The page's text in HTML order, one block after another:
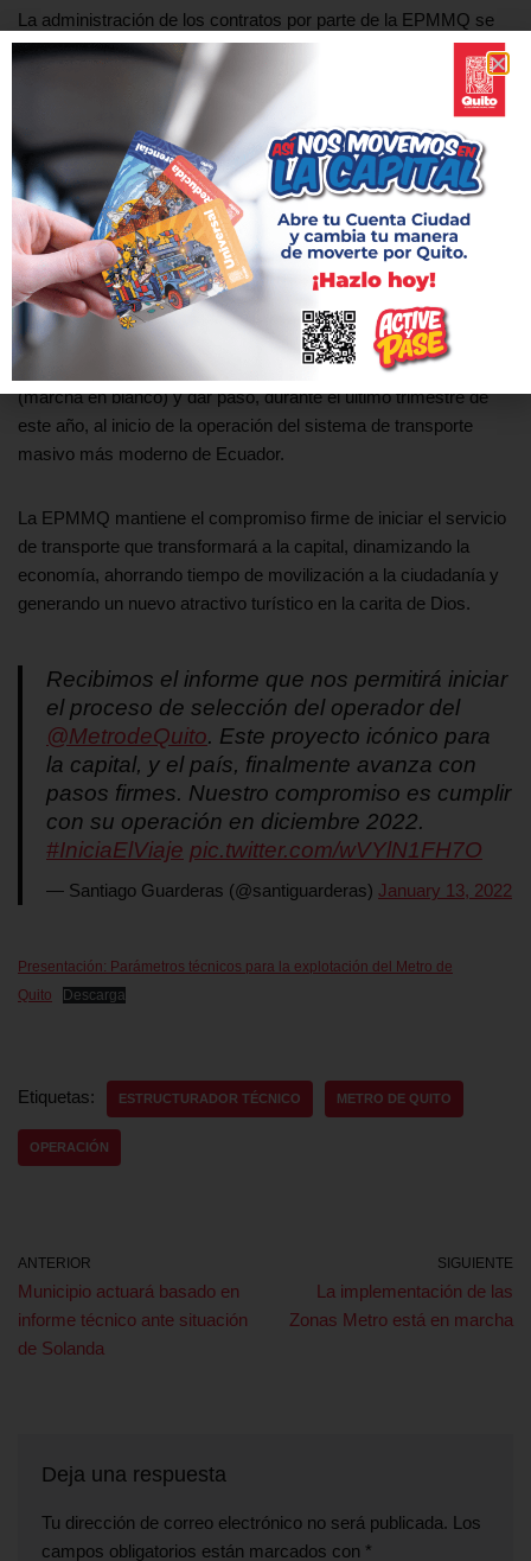
La administración de los contratos por parte de la EPMMQ se
realizará con el soporte de un asesor técnico internacional a
modo de fiscalizador. Cabe resaltar que esto implica también el
seguimiento de los períodos de garantía, tanto en la
construcción como en los equipos e instalaciones que deberán
ejecutarse durante la explotación comercial.
Una vez recibidos los parámetros técnicos, el estructurador
acompañará a la Empresa Metro, en el levantamiento de los
términos de referencia y toda la documentación precontractual.
A inicios del segundo semestre del año se deberá realizar la
adjudicación del contrato del operador del Metro de Quito a una
empresa pública internacional, iniciar las pruebas preoperativas
(marcha en blanco) y dar paso, durante el último trimestre de
este año, al inicio de la operación del sistema de transporte
masivo más moderno de Ecuador.
La EPMMQ mantiene el compromiso firme de iniciar el servicio
de transporte que transformará a la capital, dinamizando la
economía, ahorrando tiempo de movilización a la ciudadanía y
generando un nuevo atractivo turístico en la carita de Dios.
Recibimos el informe que nos permitirá iniciar
el proceso de selección del operador del
@MetrodeQuito. Este proyecto icónico para
la capital, y el país, finalmente avanza con
pasos firmes. Nuestro compromiso es cumplir
con su operación en diciembre 2022.
#IniciaElViaje pic.twitter.com/wVYlN1FH7O
— Santiago Guarderas (@santiguarderas) January 13, 2022
Presentación: Parámetros técnicos para la explotación del Metro de
Quito
Descarga
Etiquetas: ESTRUCTURADOR TÉCNICO METRO DE QUITO
OPERACIÓN
ANTERIOR
Municipio actuará basado en
informe técnico ante situación
de Solanda
SIGUIENTE
La implementación de las
Zonas Metro está en marcha
Deja una respuesta
Tu dirección de correo electrónico no será publicada. Los
campos obligatorios están marcados con *